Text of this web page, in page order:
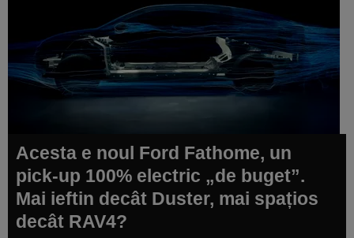
Acesta e noul Ford Fathome, un
pick-up 100% electric „de buget”.
Mai ieftin decât Duster, mai spațios
decât RAV4?